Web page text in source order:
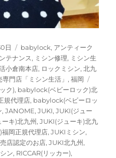
日
カ
テ
ゴ
リ
ー
babylock, アンティーク
テナンス, ミシン修理, ミシン生
小倉南本店, ロックミシン,北九
専門店「ミシン生活」,福岡
グ
ク), babylock(ベビーロック)北
規代理店, babylock(ベビーロッ
,JANOME,JUKI,JUKI(ジュー
キ)北九州,JUKI(ジューキ)北九
岡正規代理店,JUKIミシン,
店認定のお店,JUKI北九州,
ン, RICCAR(リッカー),